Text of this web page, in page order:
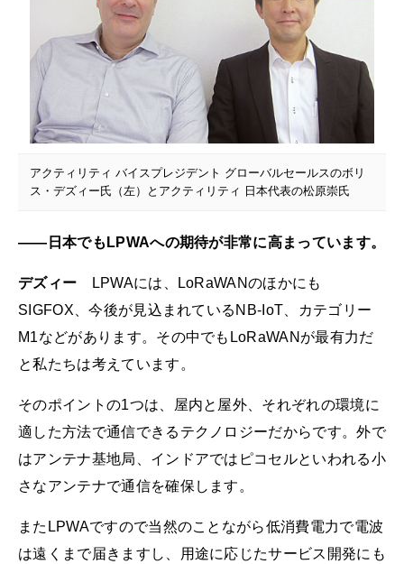
アクティリティ バイスプレジデント グローバルセールスのボリ
ス・デズィー氏（左）とアクティリティ 日本代表の松原崇氏
――日本でもLPWAへの期待が非常に高まっています。
デズィー LPWAには、LoRaWANのほかにも
SIGFOX、今後が見込まれているNB-IoT、カテゴリー
M1などがあります。その中でもLoRaWANが最有力だ
と私たちは考えています。
そのポイントの1つは、屋内と屋外、それぞれの環境に
適した方法で通信できるテクノロジーだからです。外で
はアンテナ基地局、インドアではピコセルといわれる小
さなアンテナで通信を確保します。
またLPWAですので当然のことながら低消費電力で電波
は遠くまで届きますし、用途に応じたサービス開発にも